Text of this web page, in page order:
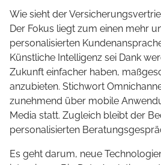
Wie sieht der
Der Fokus liegt zum einen mehr
personalisierten
Künstliche Intelligenz sei Dank
Zukunft einfacher haben,
anzubieten. Stichwort
zunehmend über mobile
Media statt. Zugleich bleibt der
personalisierten
Es geht darum, neue